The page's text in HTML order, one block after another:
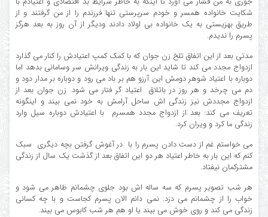
شکایت خانواده همسر و خودم سرپرستی تنها فرزندم را از من گرفتند و از
طریق بهزیستی به یک خانواده بی اولاد دادند ودیگر از آن روز به بعد هرگز
پسرم را ندیدم.
مدتی بعد از این اتفاق تلخ زن جوان که با کمک کمپ اعتیادش را ‌کنار می گذارد
ازدواج مجدد می کند تا شاید این بار به زندگی ویرانش سر وسامانی بدهد اما
دوباره با اعتیاد شوهر دومش این آرزو هم بر باد می رود و دوباره بر مدار دود و
دم می چرخد و هر روز در باتلاق اعتیاد گر فتار می شود. زن جوان بعد از
ازدواج مجددش نیز زندگی اش ساحل آرامش به خود نمی بیند و اینگونه
تعریف می کند: بعد از ازدواج مجدد همسرم با اعتیادش دوباره سیل وارد
زندگی ما کرد و ویران کرد.
می خواستم غم از دست دادن پسرم را با در آغوش گرفتن بچه دیگری سبک
کنم که این بار به خاطر اعتیاد هر دو این اتفاق بعد از گذشت یک سال از زندگی
مشترکمان نیفتاد.
هر شب تصویر پسرم که سه ساله اش بود جلوی چشمانم ظاهر می شود و
خواب را از چشمانم می دزد. نمی دانم الان پسرم ‌کجاست و با چه کسانی
زندگی می کند و روی خوش می بیند یا او هم هر شب کابوس می بیند.